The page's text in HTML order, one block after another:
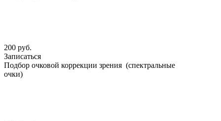
200 руб.
Записаться
Подбор очковой коррекции зрения (спектральные
очки)